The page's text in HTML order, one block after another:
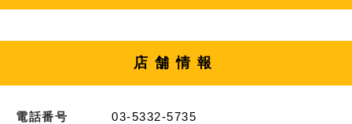
店舗情報
電話番号 03-5332-5735